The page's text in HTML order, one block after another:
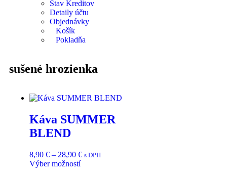
Stav Kreditov
Detaily účtu
Objednávky
Košík
Pokladňa
sušené hrozienka
Káva SUMMER
BLEND
8,90 € – 28,90 € s DPH
Výber možností